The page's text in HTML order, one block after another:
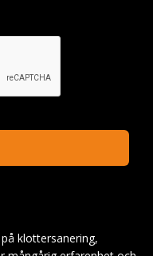
klottersanering,